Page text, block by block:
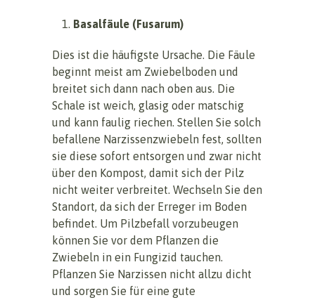
Basalfäule (Fusarum)
Dies ist die häufigste Ursache. Die Fäule
beginnt meist am Zwiebelboden und
breitet sich dann nach oben aus. Die
Schale ist weich, glasig oder matschig
und kann faulig riechen. Stellen Sie solch
befallene Narzissenzwiebeln fest, sollten
sie diese sofort entsorgen und zwar nicht
über den Kompost, damit sich der Pilz
nicht weiter verbreitet. Wechseln Sie den
Standort, da sich der Erreger im Boden
befindet. Um Pilzbefall vorzubeugen
können Sie vor dem Pflanzen die
Zwiebeln in ein Fungizid tauchen.
Pflanzen Sie Narzissen nicht allzu dicht
und sorgen Sie für eine gute